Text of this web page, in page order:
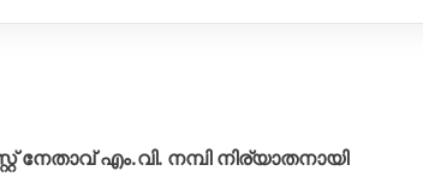
നേതാവ് എം.വി. നമ്പി നിര്യാതനായി